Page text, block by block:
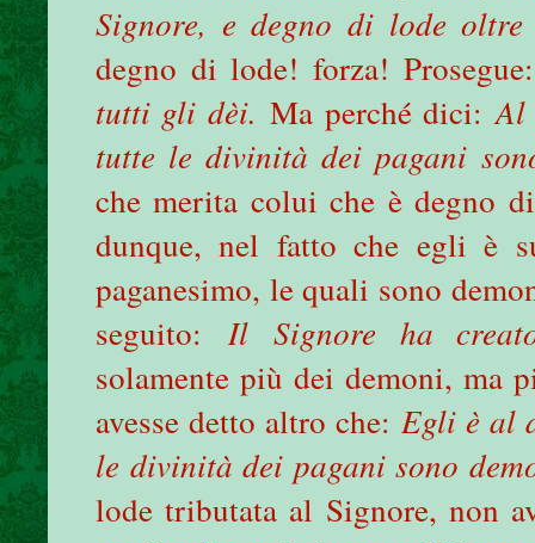
Signore, e degno di lode
degno di lode! forza!
tutti gli dèi.Ma perché dici:Al
tutte le divinità dei pagani
che merita colui che è degno
dunque, nel fatto che egli è
paganesimo, le quali sono
seguito: Il Signore ha
solamente più dei demoni, ma
avesse detto altro che:Egli è al
le divinità dei pagani sono
lode tributata al Signore, non